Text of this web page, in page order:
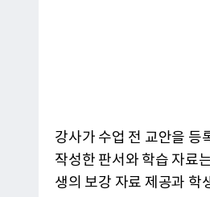
강사가 수업 전 교안을 등
작성한 판서와 학습 자료
생의 보강 자료 제공과 학